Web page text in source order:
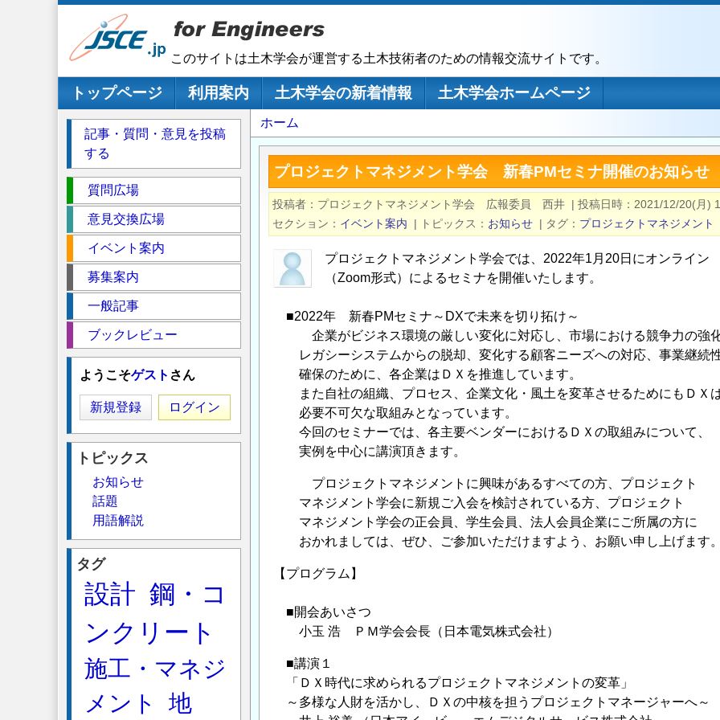
このサイトは土木学会が運営する土木技術者のための情報交流サイトです。
メインナビゲーション
トップページ 利用案内 土木学会の新着情報
土木学会ホームページ
パ
ン
く
ず
ホーム
プロジェクトマネジメント学会 新春PMセミナ開催のお知らせ
投稿者 プロジェクトマネジメント学会 広報委員 西井 | 投稿日時
2021/12/20(月)
セクション
イベント案内 | トピックス お知らせ | タグ プロジェクトマネジメント
プロジェクトマネジメント学会では、2022年1月20日にオンライン
（Zoom形式）によるセミナを開催いたします。
■2022年 新春PMセミナ～DXで未来を切り拓け～
企業がビジネス環境の厳しい変化に対応し、市場における競争力の強
レガシーシステムからの脱却、変化する顧客ニーズへの対応、事業継続
確保のために、各企業はＤＸを推進しています。
また自社の組織、プロセス、企業文化・風土を変革させるためにもＤＸ
必要不可欠な取組みとなっています。
今回のセミナーでは、各主要ベンダーにおけるＤＸの取組みについて、
実例を中心に講演頂きます。
プロジェクトマネジメントに興味があるすべての方、プロジェクト
マネジメント学会に新規ご入会を検討されている方、プロジェクト
マネジメント学会の正会員、学生会員、法人会員企業にご所属の方に
おかれましては、ぜひ、ご参加いただけますよう、お願い申し上げます
【プログラム】
■開会あいさつ
小玉 浩 ＰＭ学会会長（日本電気株式会社）
■講演１
「ＤＸ時代に求められるプロジェクトマネジメントの変革」
～多様な人財を活かし、ＤＸの中核を担うプロジェクトマネージャーへ～
記事・質問・意見を投稿
する
ク
シ
質問広場
意見交換広場
イベント案内
募集案内
一般記事
ブックレビュー
ようこそゲスト さん
新規登録 ログイン
トピックス
お知らせ
話題
用語解説
タグ
設計 鋼・コ
ンクリート
施工・マネジ
メント
地